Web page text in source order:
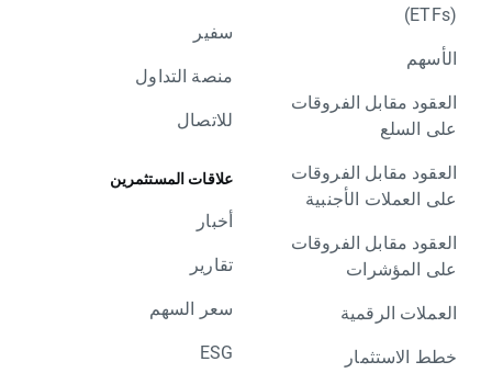
(ETFs)
الأسهم
العقود مقابل الفروقات
على السلع
العقود مقابل الفروقات
على العملات الأجنبية
العقود مقابل الفروقات
على المؤشرات
العملات الرقمية
خطط الاستثمار
سفير
منصة التداول
للاتصال
علاقات المستثمرين
أخبار
تقارير
سعر السهم
ESG